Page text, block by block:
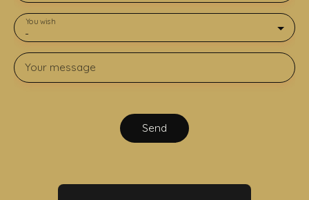
-
You wish
Your message
Send